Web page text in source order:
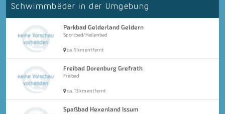
Schwimmbäder in der Umgebung
Parkbad Gelderland Geldern
Sportbad/Hallenbad
ca. 9 km entfernt
Freibad Dorenburg Grefrath
Freibad
ca. 13 km entfernt
Spaßbad Hexenland Issum